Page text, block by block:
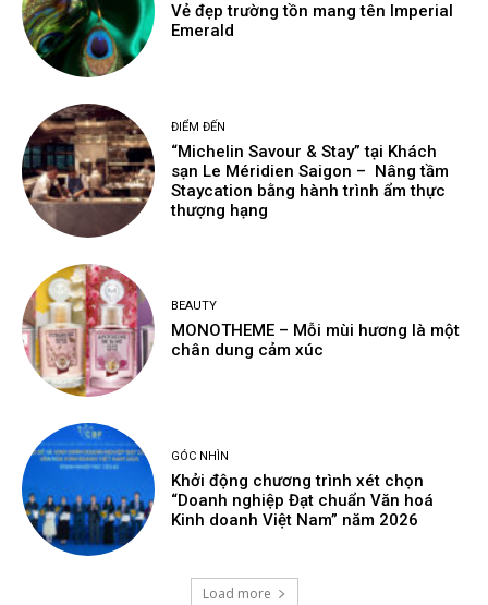
Vẻ đẹp trường tồn mang tên Imperial
Emerald
ĐIỂM ĐẾN
“Michelin Savour & Stay” tại Khách
sạn Le Méridien Saigon – Nâng tầm
Staycation bằng hành trình ẩm thực
thượng hạng
BEAUTY
MONOTHEME – Mỗi mùi hương là một
chân dung cảm xúc
GÓC NHÌN
Khởi động chương trình xét chọn
“Doanh nghiệp Đạt chuẩn Văn hoá
Kinh doanh Việt Nam” năm 2026
Load more